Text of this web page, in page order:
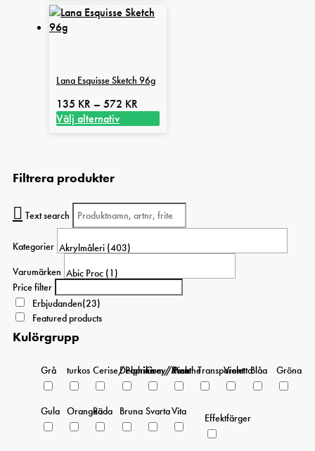
Lana Esquisse Sketch 96g
135 KR – 572 KR
Välj alternativ
har
varianter.
De
alternativen
kan
väljas
på
produktsidan
Filtrera produkter
Text search
Kategorier
Varumärken
Price filter
Erbjudanden(23)
Featured products
Kulörgrupp
Grå turkos Cerise/Paprika
Delphinium/Menthe
Grey/Pink
Rosa Transparent
ViolettaBlåa Gröna
Gula OrangeaRöda Bruna SvartaVita
Effektfärger